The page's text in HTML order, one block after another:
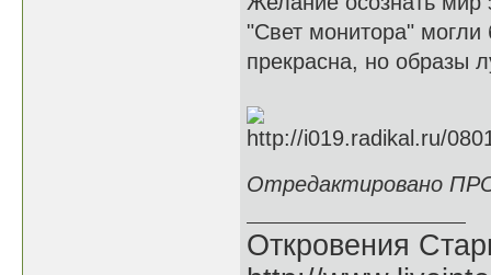
"Свет монитора"
прекрасна, но образы
Отредактировано
Откровения